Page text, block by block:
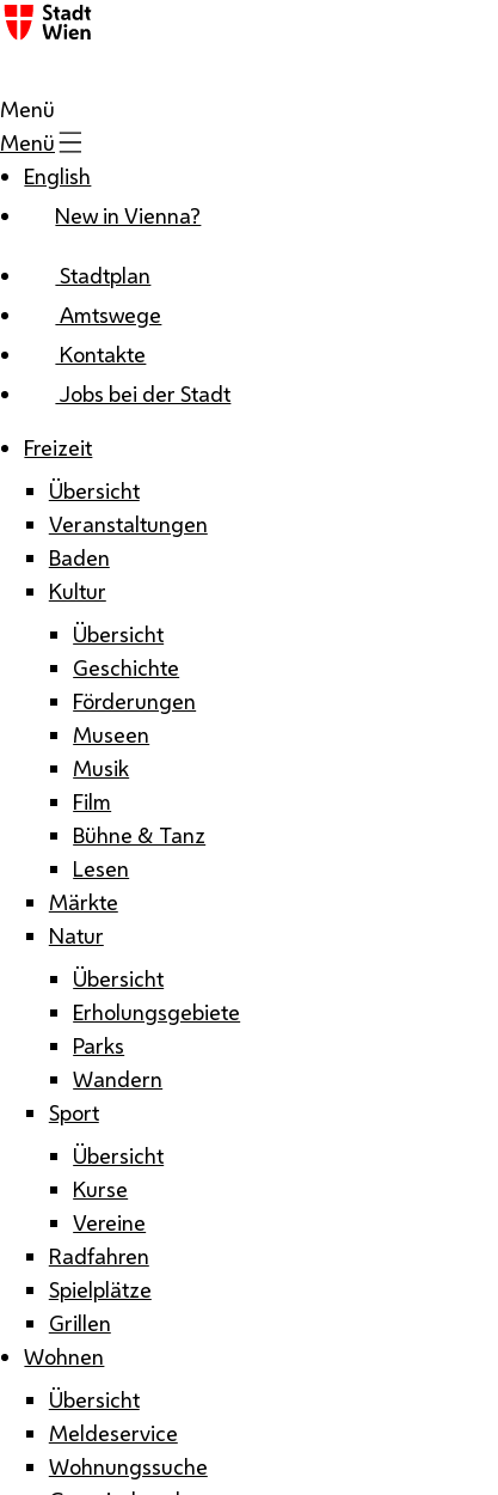
Zum Inhalt
Menü
Menü
English
New in Vienna?
Stadtplan
Amtswege
Kontakte
Jobs bei der Stadt
Freizeit
Übersicht
Veranstaltungen
Baden
Kultur
Übersicht
Geschichte
Förderungen
Museen
Musik
Film
Bühne & Tanz
Lesen
Märkte
Natur
Übersicht
Erholungsgebiete
Parks
Wandern
Sport
Übersicht
Kurse
Vereine
Radfahren
Spielplätze
Grillen
Wohnen
Übersicht
Meldeservice
Wohnungssuche